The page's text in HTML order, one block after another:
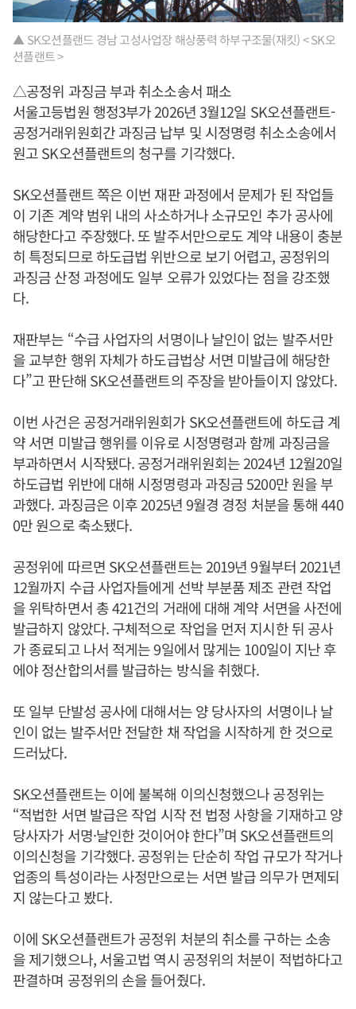
▲ SK오션플랜드 경남 고성사업장 해상풍력 하부구조물(재킷) < SK오
션플랜트 >
△공정위 과징금 부과 취소소송서 패소
서울고등법원 행정3부가 2026년 3월12일 SK오션플랜트-
공정거래위원회간 과징금 납부 및 시정명령 취소소송에서
원고 SK오션플랜트의 청구를 기각했다.
SK오션플랜트 쪽은 이번 재판 과정에서 문제가 된 작업들
이 기존 계약 범위 내의 사소하거나 소규모인 추가 공사에
해당한다고 주장했다. 또 발주서만으로도 계약 내용이 충분
히 특정되므로 하도급법 위반으로 보기 어렵고, 공정위의
과징금 산정 과정에도 일부 오류가 있었다는 점을 강조했
다.
재판부는 “수급 사업자의 서명이나 날인이 없는 발주서만
을 교부한 행위 자체가 하도급법상 서면 미발급에 해당한
다”고 판단해 SK오션플랜트의 주장을 받아들이지 않았다.
이번 사건은 공정거래위원회가 SK오션플랜트에 하도급 계
약 서면 미발급 행위를 이유로 시정명령과 함께 과징금을
부과하면서 시작됐다. 공정거래위원회는 2024년 12월20일
하도급법 위반에 대해 시정명령과 과징금 5200만 원을 부
과했다. 과징금은 이후 2025년 9월경 경정 처분을 통해 440
0만 원으로 축소됐다.
공정위에 따르면 SK오션플랜트는 2019년 9월부터 2021년
12월까지 수급 사업자들에게 선박 부분품 제조 관련 작업
을 위탁하면서 총 421건의 거래에 대해 계약 서면을 사전에
발급하지 않았다. 구체적으로 작업을 먼저 지시한 뒤 공사
가 종료되고 나서 적게는 9일에서 많게는 100일이 지난 후
에야 정산합의서를 발급하는 방식을 취했다.
또 일부 단발성 공사에 대해서는 양 당사자의 서명이나 날
인이 없는 발주서만 전달한 채 작업을 시작하게 한 것으로
드러났다.
SK오션플랜트는 이에 불복해 이의신청했으나 공정위는
“적법한 서면 발급은 작업 시작 전 법정 사항을 기재하고 양
당사자가 서명·날인한 것이어야 한다”며 SK오션플랜트의
이의신청을 기각했다. 공정위는 단순히 작업 규모가 작거나
업종의 특성이라는 사정만으로는 서면 발급 의무가 면제되
지 않는다고 봤다.
이에 SK오션플랜트가 공정위 처분의 취소를 구하는 소송
을 제기했으나, 서울고법 역시 공정위의 처분이 적법하다고
판결하며 공정위의 손을 들어줬다.